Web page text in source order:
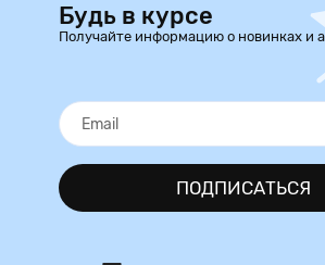
Будь в курсе
Получайте информацию о новинках и
ПОДПИСАТЬСЯ